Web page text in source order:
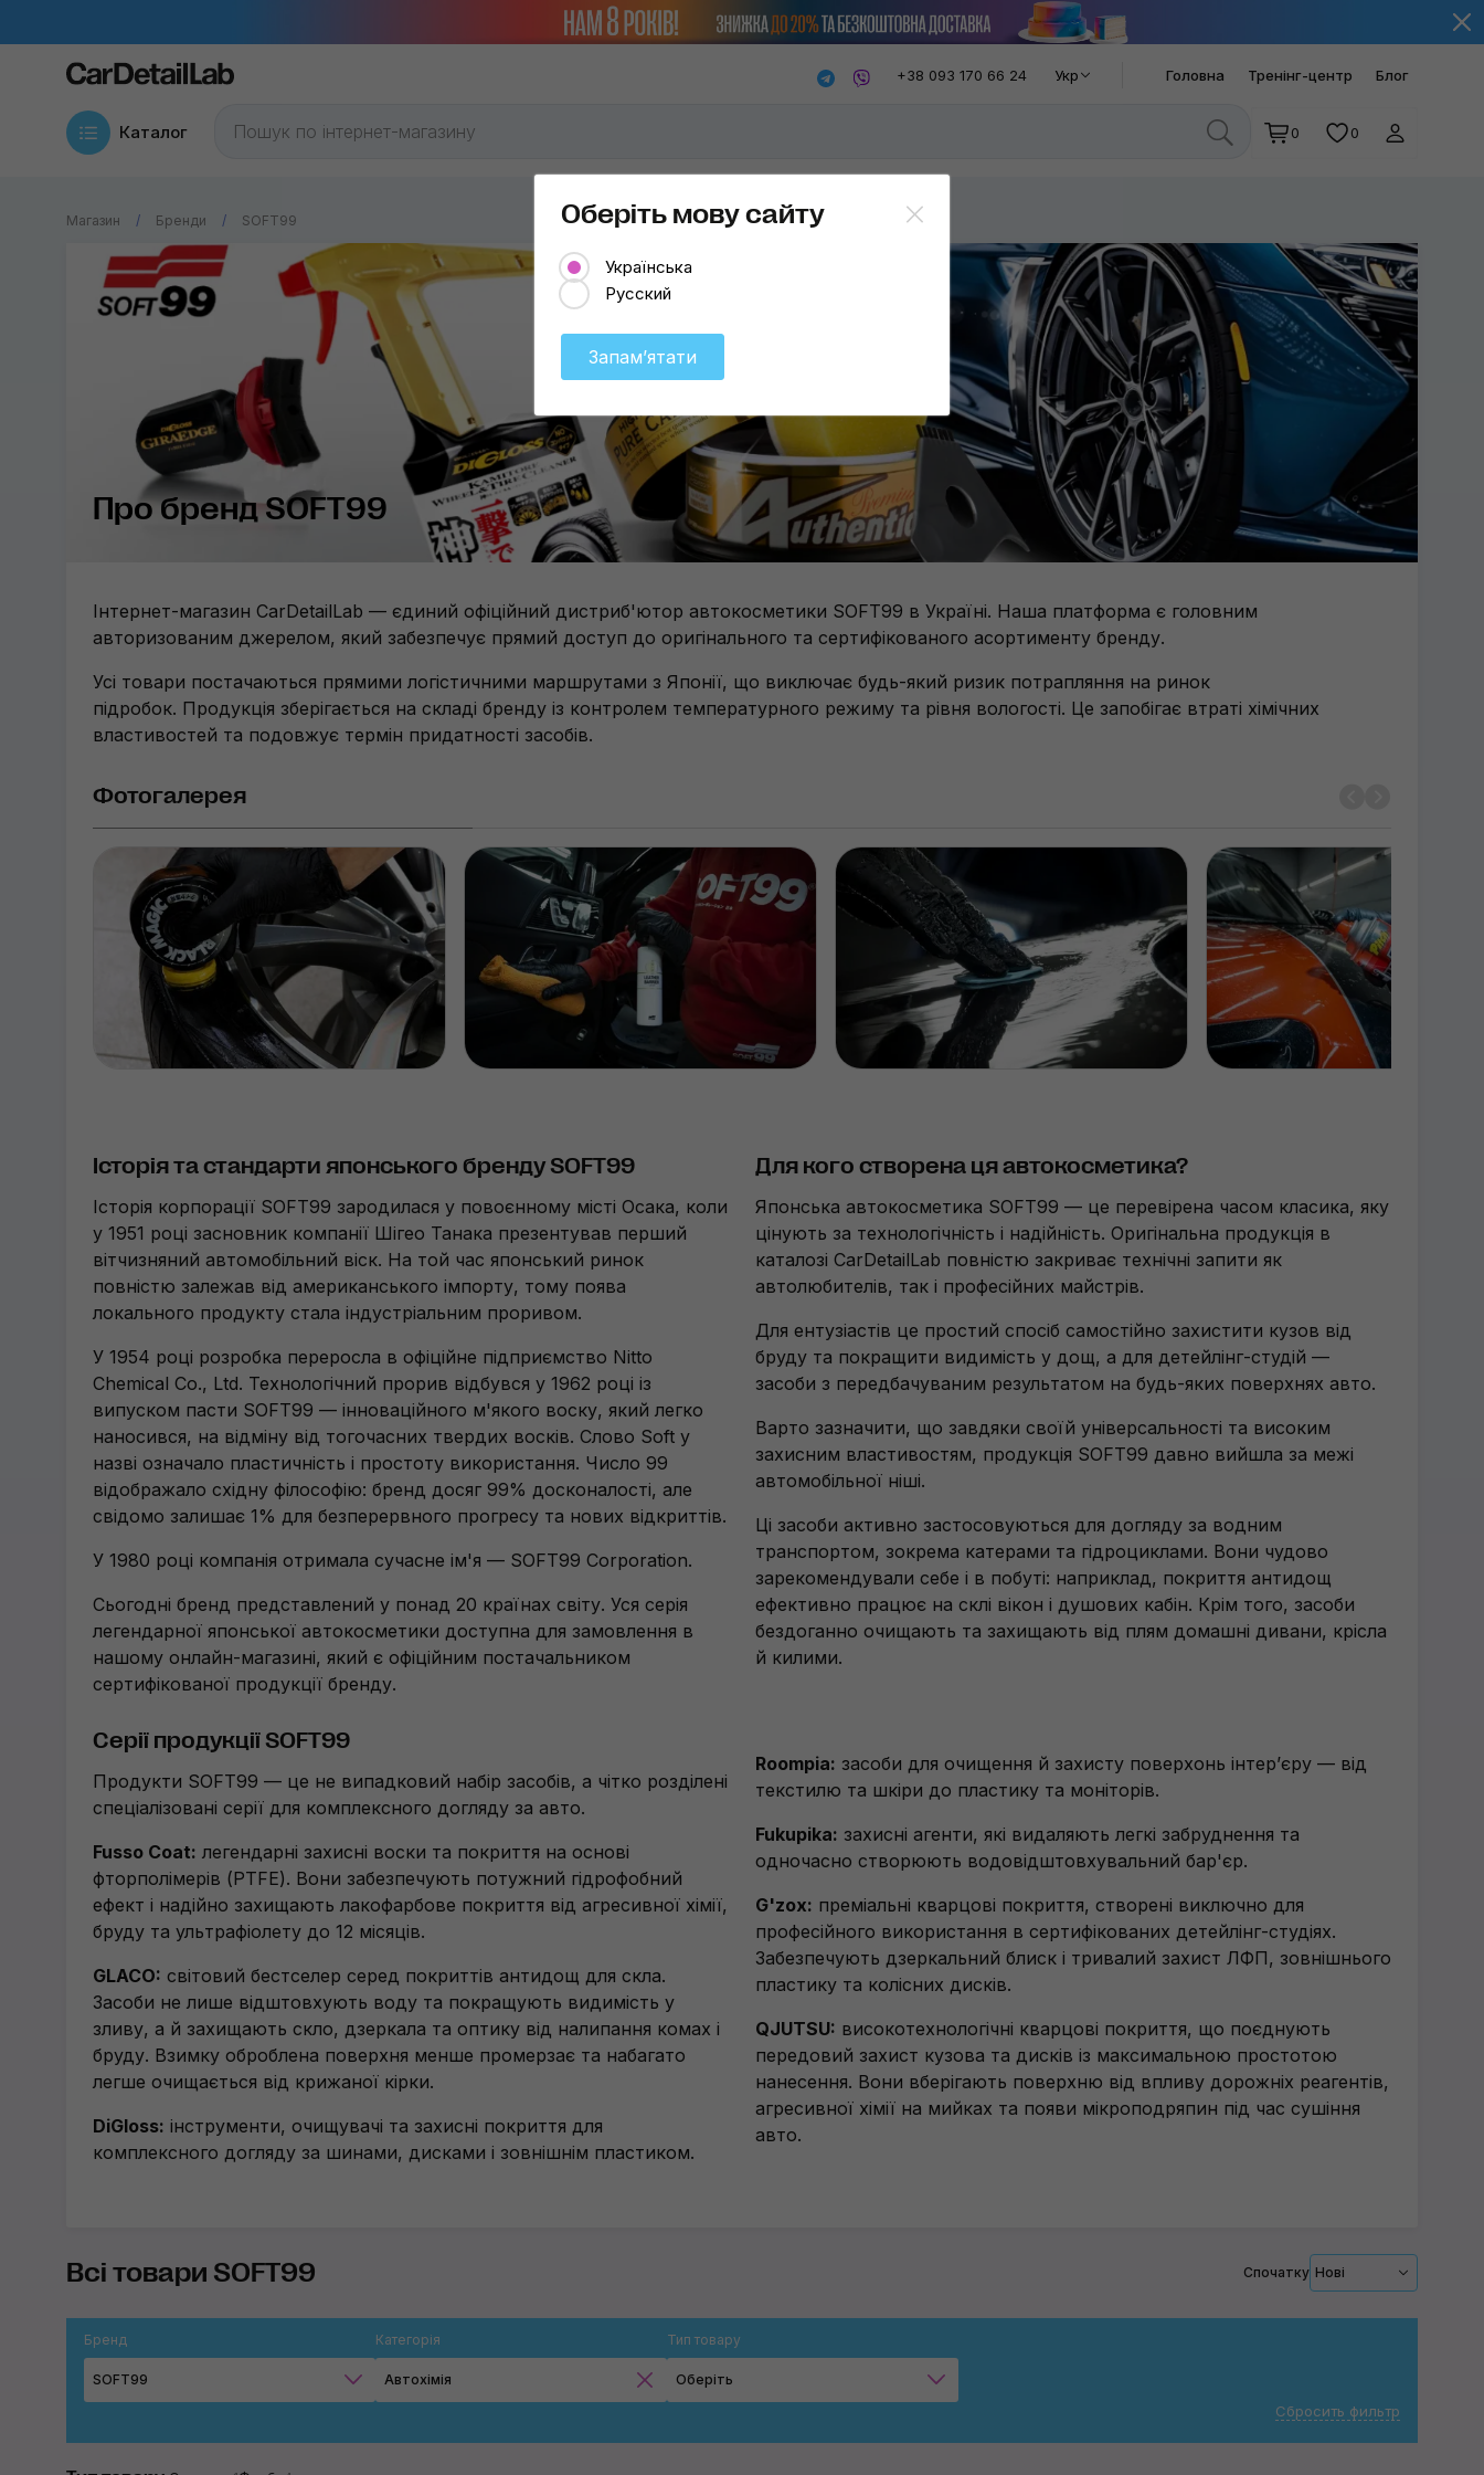
+38 093 170 66 24 Укр Головна Тренінг-центр Блог
Каталог 0 0
Магазин Бренди SOFT99
Про бренд SOFT99
Інтернет-магазин CarDetailLab — єдиний офіційний дистриб'ютор автокосметики SOFT99 в Україні. Наша платформа є головним
авторизованим джерелом, який забезпечує прямий доступ до оригінального та сертифікованого асортименту бренду.
Усі товари постачаються прямими логістичними маршрутами з Японії, що виключає будь-який ризик потрапляння на ринок
підробок. Продукція зберігається на складі бренду із контролем температурного режиму та рівня вологості. Це запобігає втраті хімічних
властивостей та подовжує термін придатності засобів.
Фотогалерея
Історія та стандарти японського бренду SOFT99
Історія корпорації SOFT99 зародилася у повоєнному місті Осака, коли
у 1951 році засновник компанії Шігео Танака презентував перший
вітчизняний автомобільний віск. На той час японський ринок
повністю залежав від американського імпорту, тому поява
локального продукту стала індустріальним проривом.
У 1954 році розробка переросла в офіційне підприємство Nitto
Chemical Co., Ltd. Технологічний прорив відбувся у 1962 році із
випуском пасти SOFT99 — інноваційного м'якого воску, який легко
наносився, на відміну від тогочасних твердих восків. Слово Soft у
назві означало пластичність і простоту використання. Число 99
відображало східну філософію: бренд досяг 99% досконалості, але
свідомо залишає 1% для безперервного прогресу та нових відкриттів.
У 1980 році компанія отримала сучасне ім'я — SOFT99 Corporation.
Сьогодні бренд представлений у понад 20 країнах світу. Уся серія
легендарної японської автокосметики доступна для замовлення в
нашому онлайн-магазині, який є офіційним постачальником
сертифікованої продукції бренду.
Для кого створена ця автокосметика?
Японська автокосметика SOFT99 — це перевірена часом класика, яку
цінують за технологічність і надійність. Оригінальна продукція в
каталозі CarDetailLab повністю закриває технічні запити як
автолюбителів, так і професійних майстрів.
Для ентузіастів це простий спосіб самостійно захистити кузов від
бруду та покращити видимість у дощ, а для детейлінг-студій —
засоби з передбачуваним результатом на будь-яких поверхнях авто.
Варто зазначити, що завдяки своїй універсальності та високим
захисним властивостям, продукція SOFT99 давно вийшла за межі
автомобільної ніші.
Ці засоби активно застосовуються для догляду за водним
транспортом, зокрема катерами та гідроциклами. Вони чудово
зарекомендували себе і в побуті: наприклад, покриття антидощ
ефективно працює на склі вікон і душових кабін. Крім того, засоби
бездоганно очищають та захищають від плям домашні дивани, крісла
й килими.
Серії продукції SOFT99
Продукти SOFT99 — це не випадковий набір засобів, а чітко розділені
спеціалізовані серії для комплексного догляду за авто.
Fusso Coat: легендарні захисні воски та покриття на основі
фторполімерів (PTFE). Вони забезпечують потужний гідрофобний
ефект і надійно захищають лакофарбове покриття від агресивної хімії,
бруду та ультрафіолету до 12 місяців.
GLACO: світовий бестселер серед покриттів антидощ для скла.
Засоби не лише відштовхують воду та покращують видимість у
зливу, а й захищають скло, дзеркала та оптику від налипання комах і
бруду. Взимку оброблена поверхня менше промерзає та набагато
легше очищається від крижаної кірки.
DiGloss: інструменти, очищувачі та захисні покриття для
комплексного догляду за шинами, дисками і зовнішнім пластиком.
Roompia: засоби для очищення й захисту поверхонь інтерʼєру — від
текстилю та шкіри до пластику та моніторів.
Fukupika: захисні агенти, які видаляють легкі забруднення та
одночасно створюють водовідштовхувальний бар'єр.
G'zox: преміальні кварцові покриття, створені виключно для
професійного використання в сертифікованих детейлінг-студіях.
Забезпечують дзеркальний блиск і тривалий захист ЛФП, зовнішнього
пластику та колісних дисків.
QJUTSU: високотехнологічні кварцові покриття, що поєднують
передовий захист кузова та дисків із максимальною простотою
нанесення. Вони вберігають поверхню від впливу дорожніх реагентів,
агресивної хімії на мийках та появи мікроподряпин під час сушіння
авто.
Всі товари SOFT99 Спочатку Нові
Бренд
SOFT99
Категорія
Автохімія
Тип товару
Оберіть
Сбросить фильтр
Оберіть мову сайту
Українська
Русский
Запамʼятати